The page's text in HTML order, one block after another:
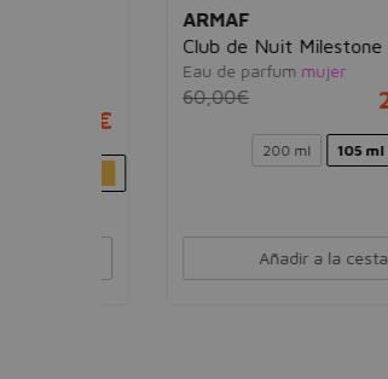
ARMAF
Club de Nuit Milestone
Eau de parfum mujer
60,00€
200 ml 105 ml
Añadir a la cesta